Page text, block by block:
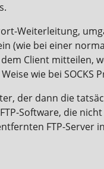
Weiterleitung,
(wie bei einer
Client mitteilen,
wie bei SOCKS
der dann die
Software, die nicht
FTP-Server